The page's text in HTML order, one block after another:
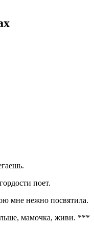
поет.
мне нежно посвятила.
мамочка, живи. ***